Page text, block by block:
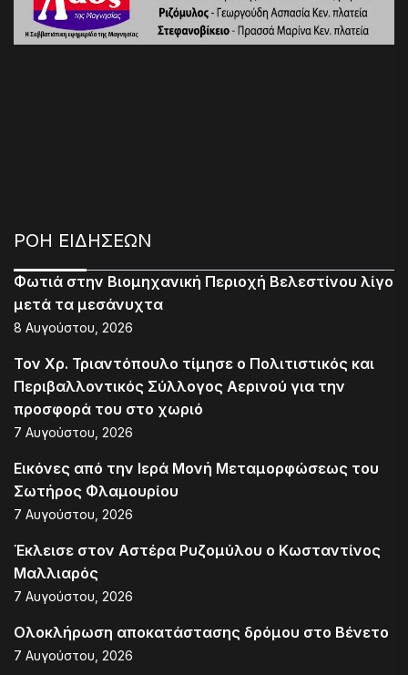
ΡΟΗ ΕΙΔΗΣΕΩΝ
Φωτιά στην Βιομηχανική Περιοχή Βελεστίνου λίγο
μετά τα μεσάνυχτα
8 Αυγούστου, 2026
Τον Χρ. Τριαντόπουλο τίμησε ο Πολιτιστικός και
Περιβαλλοντικός Σύλλογος Αερινού για την
προσφορά του στο χωριό
7 Αυγούστου, 2026
Εικόνες από την Ιερά Μονή Μεταμορφώσεως του
Σωτήρος Φλαμουρίου
7 Αυγούστου, 2026
Έκλεισε στον Αστέρα Ρυζομύλου ο Κωσταντίνος
Μαλλιαρός
7 Αυγούστου, 2026
Ολοκλήρωση αποκατάστασης δρόμου στο Βένετο
7 Αυγούστου, 2026